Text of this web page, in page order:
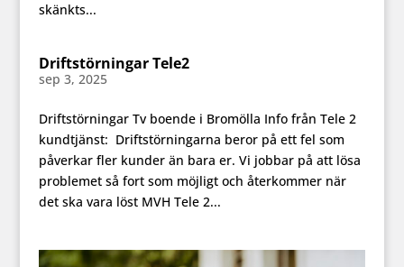
skänkts...
Driftstörningar Tele2
sep 3, 2025
Driftstörningar Tv boende i Bromölla Info från Tele 2
kundtjänst: Driftstörningarna beror på ett fel som
påverkar fler kunder än bara er. Vi jobbar på att lösa
problemet så fort som möjligt och återkommer när
det ska vara löst MVH Tele 2...